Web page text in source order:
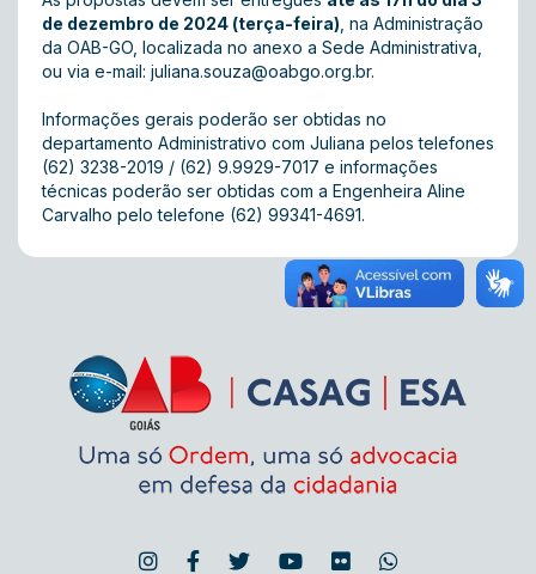
de dezembro de 2024 (terça-feira) , na Administração
da OAB-GO, localizada no anexo a Sede Administrativa,
ou via e-mail: juliana.souza@oabgo.org.br.
Informações gerais poderão ser obtidas no
departamento Administrativo com Juliana pelos telefones
(62) 3238-2019 / (62) 9.9929-7017 e informações
técnicas poderão ser obtidas com a Engenheira Aline
Carvalho pelo telefone (62) 99341-4691.